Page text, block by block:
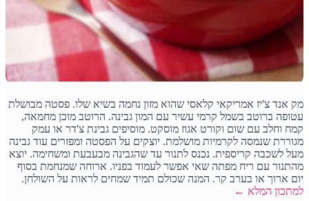
מק אנד צ'יז אמריקאי קלאסי שהוא מזון נחמה בשיא שלו. פסטה מבושלת
עטופה ברוטב בשמל קרמי עשיר עם המון גבינה. הרוטב מוכן מחמאה,
קמח וחלב עם שום וקורט אגוז מוסקט. מוסיפים גבינת צ'דר או עמק
מגוררת שנמסה לקרמיות מושלמת. יוצקים על הפסטה ומפזרים עוד גבינה
מעל לשכבה קריספית. נכנס לתנור עד שהגבינה מבעבעת ומשחימה. יוצא
מהתנור עם ריח מפתה שאי אפשר לעמוד בפניו. ארוחה שמנחמת בסוף
יום ארוך או בערב קר. המנה שכולם תמיד שמחים לראות על השולחן.
למתכון המלא ←